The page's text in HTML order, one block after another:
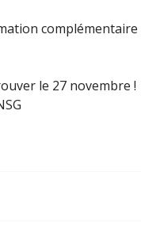
complémentaire
le 27 novembre !